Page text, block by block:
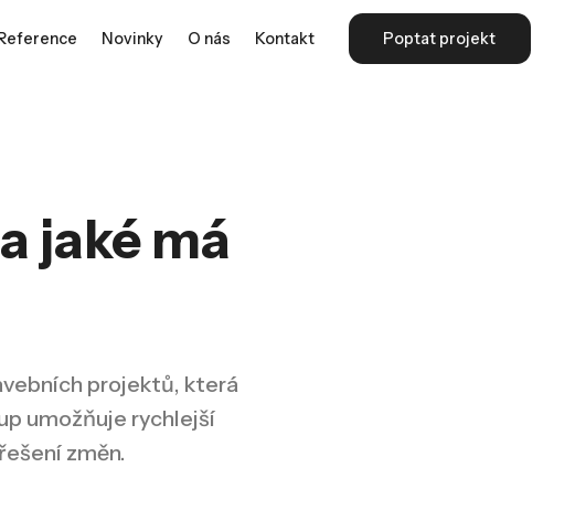
Novinky O nás Kontakt Poptat projekt
jaké má
projektů, která
umožňuje rychlejší
změn.